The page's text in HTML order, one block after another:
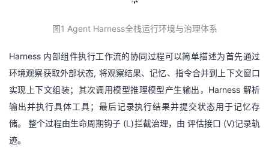
图1 Agent Harness全栈运行环境与治理体系
Harness 内部组件执行工作流的协同过程可以简单描述为首先通过
环境观察获取外部状态, 将观察结果、记忆、指令合并到上下文窗口
实现上下文组装；其次调用模型推理模型产生输出，Harness 解析
输出并执行具体工具；最后记录执行结果并提交状态用于记忆存
储。 整个过程由生命周期钩子 (L)拦截治理，由 评估接口 (V)记录轨
迹。